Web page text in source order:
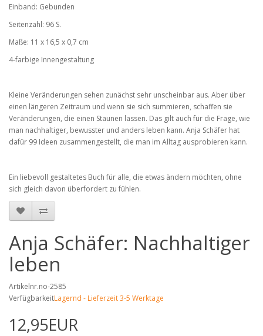
Einband: Gebunden
Seitenzahl: 96 S.
Maße: 11 x 16,5 x 0,7 cm
4-farbige Innengestaltung
Kleine Veränderungen sehen zunächst sehr unscheinbar aus. Aber über
einen längeren Zeitraum und wenn sie sich summieren, schaffen sie
Veränderungen, die einen Staunen lassen. Das gilt auch für die Frage, wie
man nachhaltiger, bewusster und anders leben kann. Anja Schäfer hat
dafür 99 Ideen zusammengestellt, die man im Alltag ausprobieren kann.
Ein liebevoll gestaltetes Buch für alle, die etwas ändern möchten, ohne
sich gleich davon überfordert zu fühlen.
Anja Schäfer: Nachhaltiger
leben
Artikelnr.no-2585
VerfügbarkeitLagernd - Lieferzeit 3-5 Werktage
12,95EUR